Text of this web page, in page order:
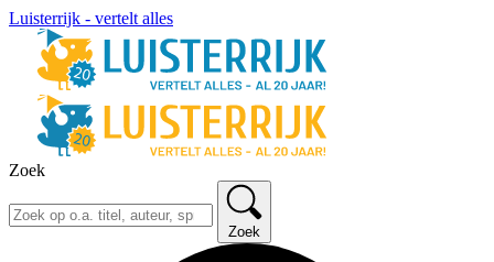
Luisterrijk - vertelt alles
Zoek
Zoek